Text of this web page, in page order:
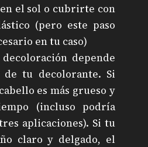
el sol o cubrirte con
(pero este paso
en tu caso)
depende
tu decolorante. Si
es más grueso y
(incluso podría
aplicaciones). Si tu
claro y delgado, el